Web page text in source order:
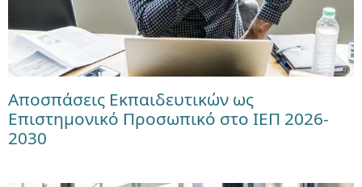
Αποσπάσεις Εκπαιδευτικών ως
Επιστημονικό Προσωπικό στο ΙΕΠ 2026-
2030